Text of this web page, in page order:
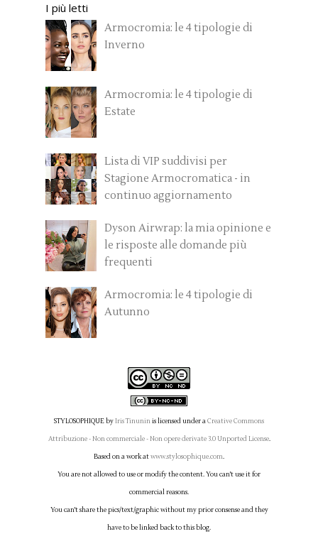
I più letti
Armocromia: le 4 tipologie di
Inverno
Armocromia: le 4 tipologie di
Estate
Lista di VIP suddivisi per
Stagione Armocromatica - in
continuo aggiornamento
Dyson Airwrap: la mia opinione e
le risposte alle domande più
frequenti
Armocromia: le 4 tipologie di
Autunno
STYLOSOPHIQUE byIris Tinuninis licensed under aCreative Commons
Attribuzione - Non commerciale - Non opere derivate 3.0 Unported License.
Based on a work atwww.stylosophique.com.
You are not allowed to use or modify the content. You can't use it for
commercial reasons.
You can't share the pics/text/graphic without my prior consense and they
have to be linked back to this blog.